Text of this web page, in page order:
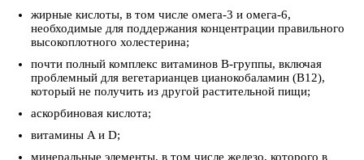
жирные кислоты, в том числе омега-3 и омега-6,
необходимые для поддержания концентрации правильного
высокоплотного холестерина;
почти полный комплекс витаминов B-группы, включая
проблемный для вегетарианцев цианокобаламин (B12),
который не получить из другой растительной пищи;
аскорбиновая кислота;
витамины A и D;
минеральные элементы, в том числе железо, которого в